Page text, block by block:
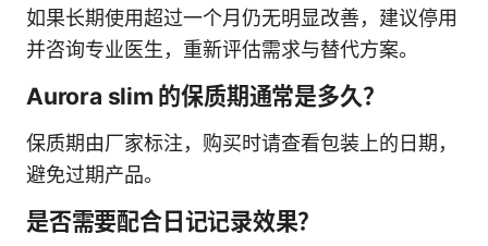
如果长期使用超过一个月仍无明显改善，建议停用
并咨询专业医生，重新评估需求与替代方案。
Aurora slim 的保质期通常是多久？
保质期由厂家标注，购买时请查看包装上的日期，
避免过期产品。
是否需要配合日记记录效果？